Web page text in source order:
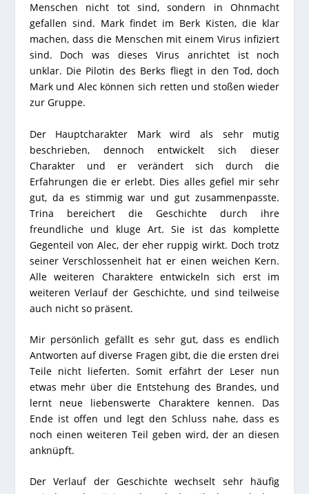
Menschen nicht tot sind, sondern in Ohnmacht
gefallen sind. Mark findet im Berk Kisten, die klar
machen, dass die Menschen mit einem Virus infiziert
sind. Doch was dieses Virus anrichtet ist noch
unklar. Die Pilotin des Berks fliegt in den Tod, doch
Mark und Alec können sich retten und stoßen wieder
zur Gruppe.
Der Hauptcharakter Mark wird als sehr mutig
beschrieben, dennoch entwickelt sich dieser
Charakter und er verändert sich durch die
Erfahrungen die er erlebt. Dies alles gefiel mir sehr
gut, da es stimmig war und gut zusammenpasste.
Trina bereichert die Geschichte durch ihre
freundliche und kluge Art. Sie ist das komplette
Gegenteil von Alec, der eher ruppig wirkt. Doch trotz
seiner Verschlossenheit hat er einen weichen Kern.
Alle weiteren Charaktere entwickeln sich erst im
weiteren Verlauf der Geschichte, und sind teilweise
auch nicht so präsent.
Mir persönlich gefällt es sehr gut, dass es endlich
Antworten auf diverse Fragen gibt, die die ersten drei
Teile nicht lieferten. Somit erfährt der Leser nun
etwas mehr über die Entstehung des Brandes, und
lernt neue liebenswerte Charaktere kennen. Das
Ende ist offen und legt den Schluss nahe, dass es
noch einen weiteren Teil geben wird, der an diesen
anknüpft.
Der Verlauf der Geschichte wechselt sehr häufig